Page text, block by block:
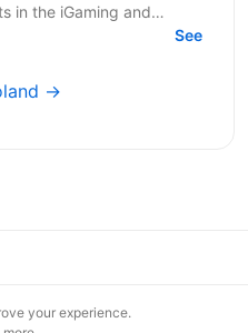
in the iGaming and
looking for a ProductSee
→
your experience.